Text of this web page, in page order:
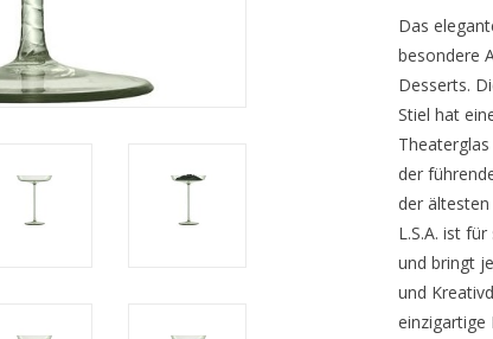
Das
besondere
Desserts.
Stiel hat
der
der
L.S.A. ist
und bringt
und
einzigartige